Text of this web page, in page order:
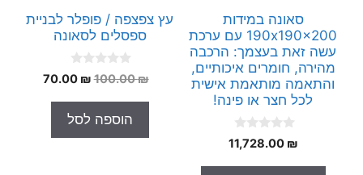
סאונה במידות
190x190x200 עם ערכת
עשה זאת בעצמך: הרכבה
מהירה, חומרים איכותיים,
והתאמה מותאמת אישית
לכל חצר או פינה!
0
o
11,728.00 ₪
עץ צפצפה / פופלר לבניית
ספסלים לסאונה
0
o
o
5
100.00₪
המחיר
היה:
100.00 ₪.
70.00 ₪
המחיר
הוספה לסל